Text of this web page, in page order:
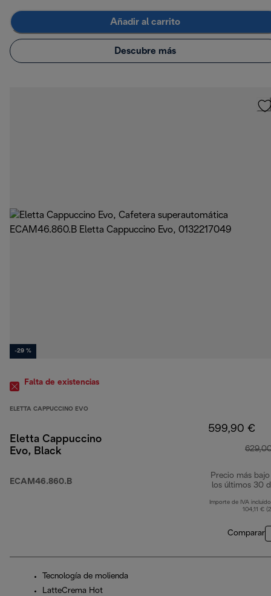
Añadir al carrito
Descubre más
-29 %
Falta de existencias
ELETTA CAPPUCCINO EVO
Eletta Cappuccino
Evo, Black
ECAM46.860.B
599,90 €
Precio más bajo
los últimos 30
Importe de IVA
104,11 €
Comparar
Tecnología de molienda
LatteCrema Hot